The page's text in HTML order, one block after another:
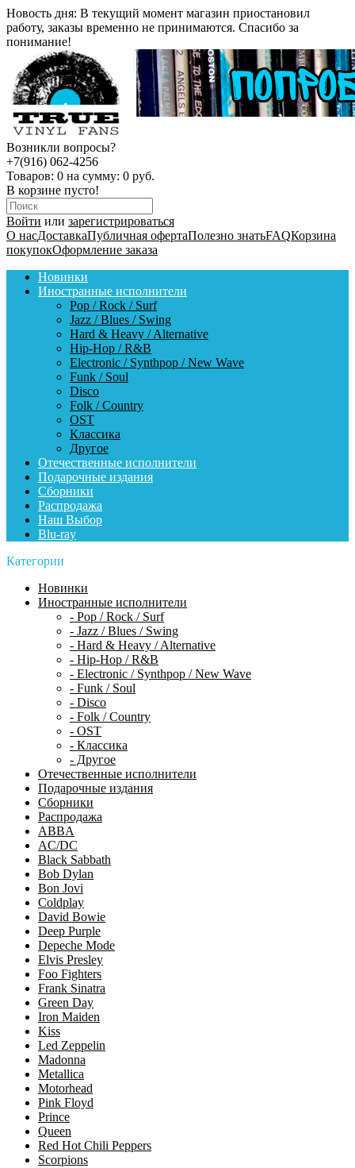
Новость дня: В текущий момент магазин приостановил
работу, заказы временно не принимаются. Спасибо за
понимание!
Возникли вопросы?
+7(916) 062-4256
Товаров: 0 на сумму: 0 руб.
В корзине пусто!
Войти или зарегистрироваться
О насДоставкаПубличная офертаПолезно знатьFAQКорзина
покупокОформление заказа
Новинки
Иностранные исполнители
Pop / Rock / Surf
Jazz / Blues / Swing
Hard & Heavy / Alternative
Hip-Hop / R&B
Electronic / Synthpop / New Wave
Funk / Soul
Disco
Folk / Country
OST
Классика
Другое
Отечественные исполнители
Подарочные издания
Сборники
Распродажа
Наш Выбор
Blu-ray
Категории
Новинки
Иностранные исполнители
- Pop / Rock / Surf
- Jazz / Blues / Swing
- Hard & Heavy / Alternative
- Hip-Hop / R&B
- Electronic / Synthpop / New Wave
- Funk / Soul
- Disco
- Folk / Country
- OST
- Классика
- Другое
Отечественные исполнители
Подарочные издания
Сборники
Распродажа
ABBA
AC/DC
Black Sabbath
Bob Dylan
Bon Jovi
Coldplay
David Bowie
Deep Purple
Depeche Mode
Elvis Presley
Foo Fighters
Frank Sinatra
Green Day
Iron Maiden
Kiss
Led Zeppelin
Madonna
Metallica
Motorhead
Pink Floyd
Prince
Queen
Red Hot Chili Peppers
Scorpions